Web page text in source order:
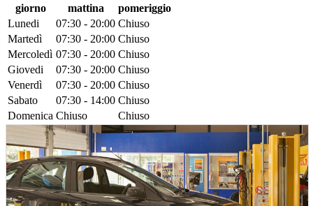
giorno mattina
pomeriggio
Lunedi
07:30 - 20:00 Chiuso
Martedì
07:30 - 20:00 Chiuso
Mercoledì 07:30 - 20:00 Chiuso
Giovedi
07:30 - 20:00 Chiuso
Venerdì
07:30 - 20:00 Chiuso
Sabato
07:30 - 14:00 Chiuso
Domenica Chiuso Chiuso